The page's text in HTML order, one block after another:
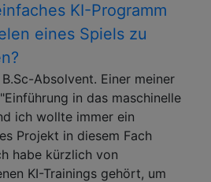
KI-Programm
eines Spiels zu
Absolvent. Einer meiner
in das maschinelle
ich wollte immer ein
Projekt in diesem Fach
habe kürzlich von
KI-Trainings gehört, um